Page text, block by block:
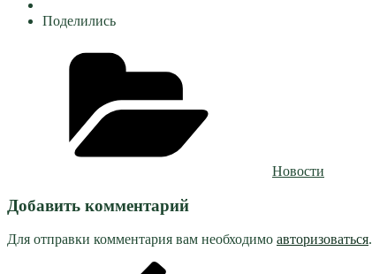
Поделились
Новости
Добавить комментарий
Для отправки комментария вам необходимо авторизоваться.